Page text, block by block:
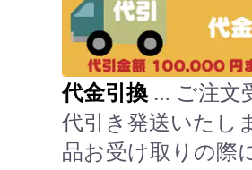
代金引換 … ご注文
代引き発送いたし
品お受け取りの際